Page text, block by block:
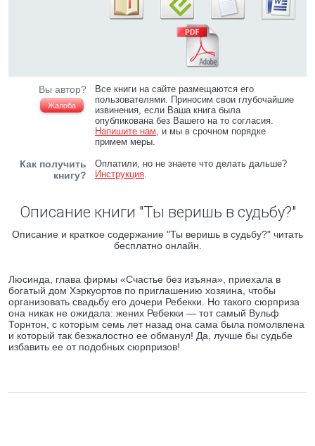
Вы автор?
Жалоба
Все книги на сайте размещаются его
пользователями. Приносим свои глубочайшие
извинения, если Ваша книга была
опубликована без Вашего на то согласия.
Напишите нам, и мы в срочном порядке
примем меры.
Как получить
книгу?
Оплатили, но не знаете что делать дальше?
Инструкция.
Описание книги "Ты веришь в судьбу?"
Описание и краткое содержание "Ты веришь в судьбу?" читать
бесплатно онлайн.
Люсинда, глава фирмы «Счастье без изъяна», приехала в
богатый дом Хэркуортов по приглашению хозяина, чтобы
организовать свадьбу его дочери Ребекки. Но такого сюрприза
она никак не ожидала: жених Ребекки — тот самый Вульф
Торнтон, с которым семь лет назад она сама была помолвлена
и который так безжалостно ее обманул! Да, лучше бы судьбе
избавить ее от подобных сюрпризов!